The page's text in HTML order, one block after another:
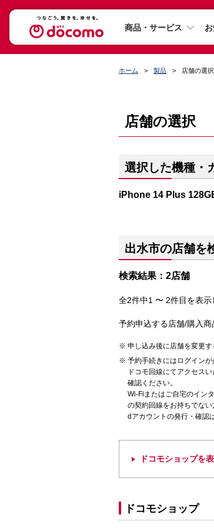
商品・サービス
ホーム 製品 店舗の選択
店舗の選択
選択した機種・
iPhone 14 Plus
出水市の店舗を
検索結果：2店舗
全2件中1 〜 2件目を表
予約申込する店舗/購入商
申し込み後に店舗を変更す
予約手続きにはログインが
ドコモ回線にてアクセス
確認ください。
Wi-Fiまたはご自宅のイン
の契約回線をお持ちでない
dアカウントの発行・確認
ドコモショップを
ドコモショップ